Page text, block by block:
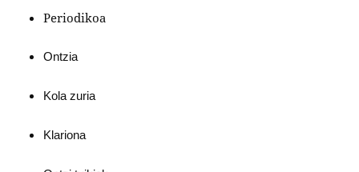
Periodikoa
Ontzia
Kola zuria
Klariona